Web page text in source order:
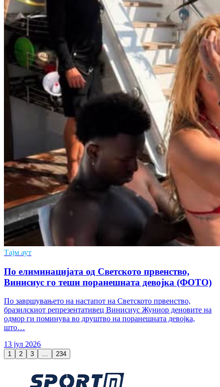
Тајм аут
По елиминацијата од Светското првенство,
Винисиус го теши поранешната девојка (ФОТО)
По завршувањето на настапот на Светското првенство,
бразилскиот репрезентативец Винисиус Жуниор деновите на
одмор ги поминува во друштво на поранешната девојка,
што…
13 јул 2026
1 2 3 … 234